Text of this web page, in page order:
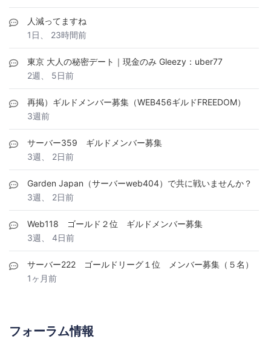
人減ってますね
1日、 23時間前
東京 大人の秘密デート｜現金のみ Gleezy：uber77
2週、 5日前
再掲）ギルドメンバー募集（WEB456ギルドFREEDOM）
3週前
サーバー359 ギルドメンバー募集
3週、 2日前
Garden Japan（サーバーweb404）で共に戦いませんか？
3週、 2日前
Web118 ゴールド２位 ギルドメンバー募集
3週、 4日前
サーバー222 ゴールドリーグ１位 メンバー募集（５名）
1ヶ月前
フォーラム情報